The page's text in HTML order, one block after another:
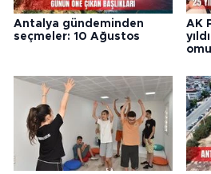
Antalya gündeminden
seçmeler: 10 Ağustos
AK